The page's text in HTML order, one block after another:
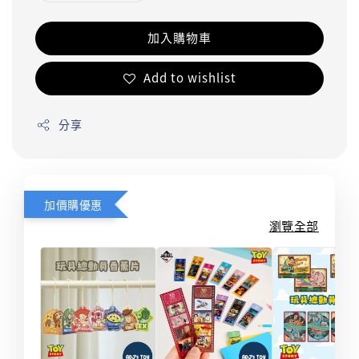
加入購物車
Add to wishlist
分享
加價購優惠
瀏覽全部